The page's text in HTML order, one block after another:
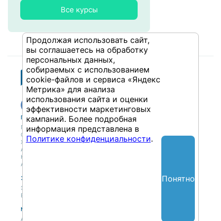
Все курсы
Публикации
Публикации
Обсуждения
Журнал
Антологии
Колонки
Авторы
Учебный центр
Учебный центр
Форматы и опции
Экспертная сеть
Экспертная сеть
Вакансии
Партнерская сеть
Мероприятия
Анонсы мероприятий
Продолжая использовать сайт,
вы соглашаетесь на обработку
персональных данных,
собираемых с использованием
cookie-файлов и сервиса «Яндекс
Метрика» для анализа
использования сайта и оценки
эффективности маркетинговых
кампаний. Более подробная
информация представлена в
Политике конфиденциальности.
Понятно